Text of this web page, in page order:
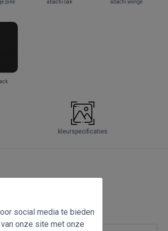
social media te bieden
onze site met onze
pine abachi oak abachi wenge
kleurspecificaties